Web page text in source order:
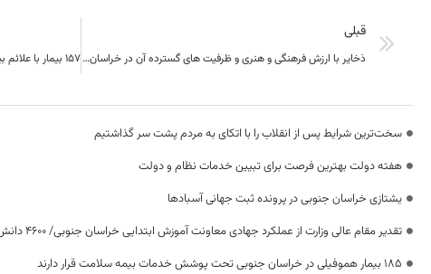
قبلی
ذخایر با ارزش فرهنگی و هنری و ظرفیت های گسترده آن در خراسان جنوبی ناشناخته مانده است
سخت‌ترین شرایط پس از انقلاب را با اتکای به مردم پشت سر گذاشتیم
هفته دولت بهترین فرصت برای تبیین خدمات نظام و دولت
یشتازی خراسان جنوبی در پرونده ثبت جهانی آسبادها
تقدیر مقام عالی وزارت از عملکرد جهادی معاونت آموزش ابتدایی خراسان جنوبی/ ۴۶۰۰ دانش‌آموز زیر چتر «طرح حامی»
۱۸۵ بیمار هموفیلی در خراسان جنوبی تحت پوشش خدمات بیمه سلامت قرار دارند